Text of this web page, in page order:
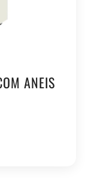
ANEIS